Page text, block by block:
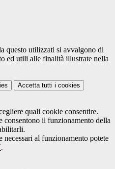
questo utilizzati si avvalgono di
ed utili alle finalità illustrate nella
Accetta tutti i cookies
quali cookie consentire.
consentono il funzionamento della
al funzionamento potete
.